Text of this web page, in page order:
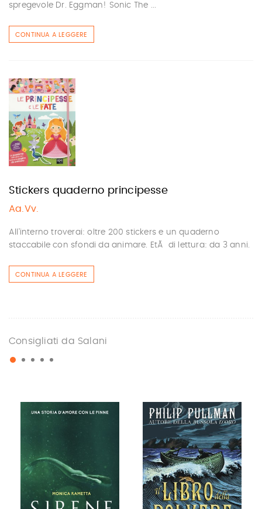
spregevole Dr. Eggman! Sonic The ...
CONTINUA A LEGGERE
Stickers quaderno principesse
Aa.Vv.
All'interno troverai: oltre 200 stickers e un quaderno
staccabile con sfondi da animare. EtÃ di lettura: da 3 anni.
CONTINUA A LEGGERE
Consigliati da Salani